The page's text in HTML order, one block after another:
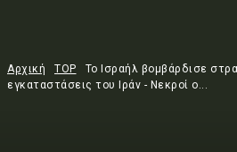
Αρχική TOP
Το Ισραήλ βομβάρδισε
εγκαταστάσεις του Ιράν - Νεκροί ο...